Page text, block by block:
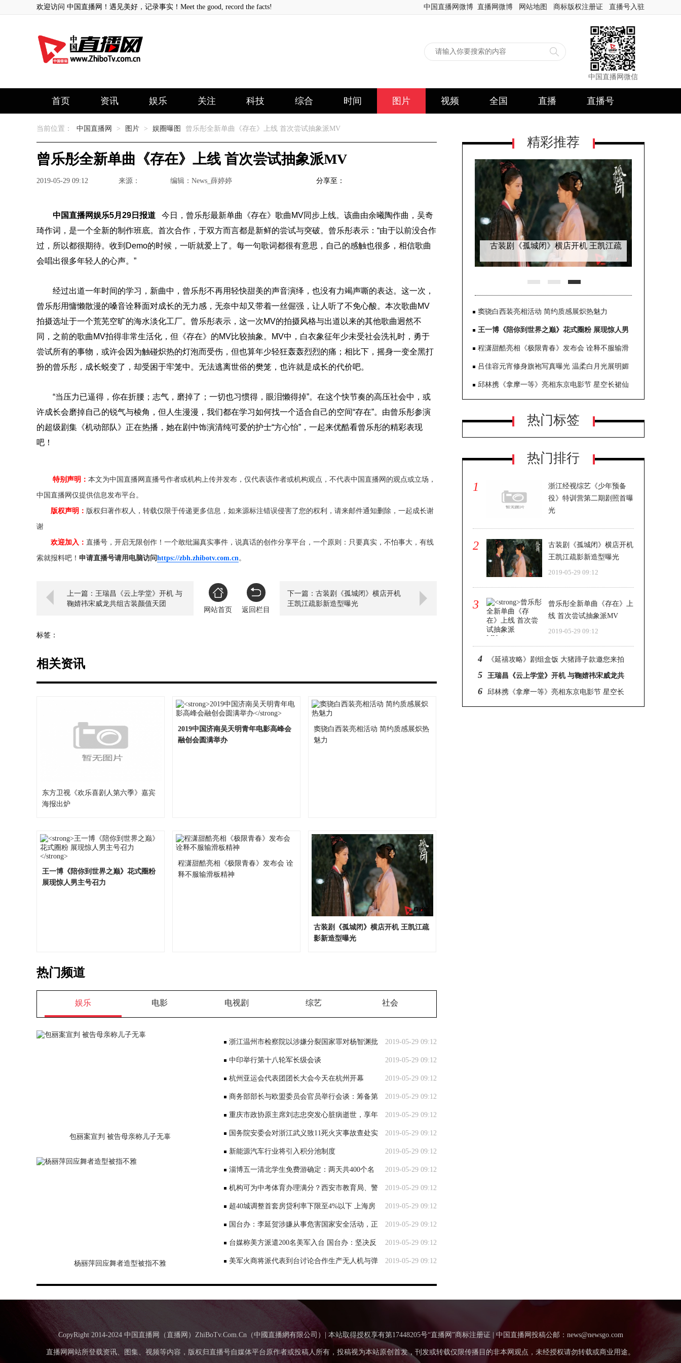
欢迎访问 中国直播网！遇见美好，记录事实！Meet the good, record the facts! 中国直播网微博 直播网微博 网站地图 商标版权注册证 直播号入驻
中国直播网微信
首页 资讯 娱乐 关注 科技 综合 时间 图片 视频 全国 直播 直播号
当前位置： 中国直播网 > 图片 > 娱圈曝图 曾乐彤全新单曲《存在》上线 首次尝试抽象派MV
曾乐彤全新单曲《存在》上线 首次尝试抽象派MV
2019-05-29 09:12 来源： 编辑：News_薛婷婷 分享至：
中国直播网娱乐5月29日报道 今日，曾乐彤最新单曲《存在》歌曲MV同步上线。该曲由余曦陶作曲，吴奇
琦作词，是一个全新的制作班底。首次合作，于双方而言都是新鲜的尝试与突破。曾乐彤表示：“由于以前没合作
过，所以都很期待。收到Demo的时候，一听就爱上了。每一句歌词都很有意思，自己的感触也很多，相信歌曲
会唱出很多年轻人的心声。”
经过出道一年时间的学习，新曲中，曾乐彤不再用轻快甜美的声音演绎，也没有力竭声嘶的表达。这一次，
曾乐彤用慵懒散漫的嗓音诠释面对成长的无力感，无奈中却又带着一丝倔强，让人听了不免心酸。本次歌曲MV
拍摄选址于一个荒芜空旷的海水淡化工厂。曾乐彤表示，这一次MV的拍摄风格与出道以来的其他歌曲迥然不
同，之前的歌曲MV拍得非常生活化，但《存在》的MV比较抽象。MV中，白衣象征年少未受社会洗礼时，勇于
尝试所有的事物，或许会因为触碰炽热的灯泡而受伤，但也算年少轻狂轰轰烈烈的痛；相比下，摇身一变全黑打
扮的曾乐彤，成长蜕变了，却受困于牢笼中。无法逃离世俗的樊笼，也许就是成长的代价吧。
“当压力已逼得，你在折腰；志气，磨掉了；一切也习惯得，眼泪懒得掉”。在这个快节奏的高压社会中，或
许成长会磨掉自己的锐气与棱角，但人生漫漫，我们都在学习如何找一个适合自己的空间“存在”。由曾乐彤参演
的超级剧集《机动部队》正在热播，她在剧中饰演清纯可爱的护士“方心怡”，一起来优酷看曾乐彤的精彩表现
吧！
特别声明： 本文为中国直播网直播号作者或机构上传并发布，仅代表该作者或机构观点，不代表中国直播网的观点或立场，
中国直播网仅提供信息发布平台。
版权声明： 版权归著作权人，转载仅限于传递更多信息，如来源标注错误侵害了您的权利，请来邮件通知删除，一起成长谢
谢
欢迎加入： 直播号，开启无限创作！一个敢纰漏真实事件，说真话的创作分享平台，一个原则：只要真实，不怕事大，有线
索就报料吧！ 申请直播号请用电脑访问https://zbh.zhibotv.com.cn。
上一篇：王瑞昌《云上学堂》开机 与
鞠婧祎宋威龙共组古装颜值天团
网站首页
返回栏目
下一篇：古装剧《孤城闭》横店开机
王凯江疏影新造型曝光
标签：
相关资讯
东方卫视《欢乐喜剧人第六季》嘉宾
海报出炉
2019中国济南吴天明青年电影高峰会
融创会圆满举办
窦骁白西装亮相活动 简约质感展炽热
魅力
王一博《陪你到世界之巅》花式圈粉
展现惊人男主号召力
程潇甜酷亮相《极限青春》发布会 诠
释不服输滑板精神
古装剧《孤城闭》横店开机 王凯江疏
影新造型曝光
热门频道
娱乐 电影 电视剧 综艺 社会
包丽案宣判 被告母亲称儿子无辜
杨丽萍回应舞者造型被指不雅
2019-05-29 09:12
浙江温州市检察院以涉嫌分裂国家罪对杨智渊批
准逮捕 2019-05-29 09:12
中印举行第十八轮军长级会谈
2019-05-29 09:12
杭州亚运会代表团团长大会今天在杭州开幕
2019-05-29 09:12
商务部部长与欧盟委员会官员举行会谈：筹备第
十次中欧经贸高层对话 2019-05-29 09:12
重庆市政协原主席刘志忠突发心脏病逝世，享年
81岁 2019-05-29 09:12
国务院安委会对浙江武义致11死火灾事故查处实
行挂牌督办 2019-05-29 09:12
新能源汽车行业将引入积分池制度
2019-05-29 09:12
淄博五一清北学生免费游确定：两天共400个名
额，往返车票自费 2019-05-29 09:12
机构可为中考体育办理满分？西安市教育局、警
方均已介入调查 2019-05-29 09:12
超40城调整首套房贷利率下限至4%以下 上海房
贷利率暂时没有调整安排 2019-05-29 09:12
国台办：李延贺涉嫌从事危害国家安全活动，正
接受国家安全机关调查 2019-05-29 09:12
台媒称美方派遣200名美军入台 国台办：坚决反
对毁台、害台行径 2019-05-29 09:12
美军火商将派代表到台讨论合作生产无人机与弹
精彩推荐
古装剧《孤城闭》横店开机 王凯江疏
影新造型曝光
窦骁白西装亮相活动 简约质感展炽热魅力
王一博《陪你到世界之巅》花式圈粉 展现惊人男
主号召力
程潇甜酷亮相《极限青春》发布会 诠释不服输滑
板精神
吕佳容元宵修身旗袍写真曝光 温柔白月光展明媚
笑容
邱林携《拿摩一等》亮相东京电影节 星空长裙仙
热门标签
热门排行
1
浙江经视综艺《少年预备
役》特训营第二期剧照首曝
光
2
古装剧《孤城闭》横店开机
王凯江疏影新造型曝光
2019-05-29 09:12
3
曾乐彤全新单曲《存在》上
线 首次尝试抽象派MV
2019-05-29 09:12
4 《延禧攻略》剧组盒饭 大猪蹄子款邀您来拍
摄地体验
5 王瑞昌《云上学堂》开机 与鞠婧祎宋威龙共
组古装颜值天团
6 邱林携《拿摩一等》亮相东京电影节 星空长
裙仙气十足
CopyRight 2014-2024 中国直播网（直播网）ZhiBoTv.Com.Cn（中國直播網有限公司）| 本站取得授权享有第17448205号“直播网”商标注册证 | 中国直播网投稿公邮：news@newsgo.com
直播网网站所登载资讯、图集、视频等内容，版权归直播号自媒体平台原作者或投稿人所有，投稿视为本站原创首发，刊发或转载仅限传播目的非本网观点，未经授权请勿转载或商业用途。